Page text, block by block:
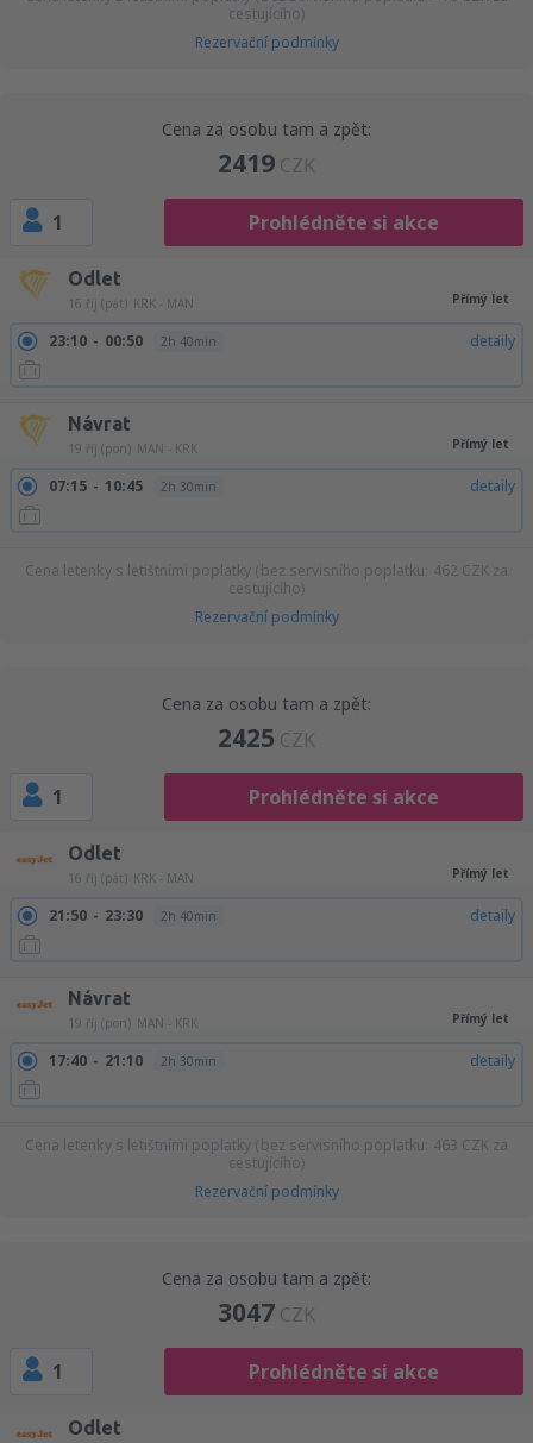
cestujícího)
Rezervační podmínky
Cena za osobu tam a zpět:
2419 CZK
1 Prohlédněte si akce
Odlet
16 říj (pát) KRK - MAN Přímý let
23:10 00:50 2h 40min detaily
Návrat
19 říj (pon) MAN - KRK Přímý let
07:15 10:45 2h 30min detaily
Cena letenky s letištními poplatky (bez servisního poplatku: 462 CZK za
cestujícího)
Rezervační podmínky
Cena za osobu tam a zpět:
2425 CZK
1 Prohlédněte si akce
Odlet
16 říj (pát) KRK - MAN Přímý let
21:50 23:30 2h 40min detaily
Návrat
19 říj (pon) MAN - KRK Přímý let
17:40 21:10 2h 30min detaily
Cena letenky s letištními poplatky (bez servisního poplatku: 463 CZK za
cestujícího)
Rezervační podmínky
Cena za osobu tam a zpět:
3047 CZK
1 Prohlédněte si akce
Odlet